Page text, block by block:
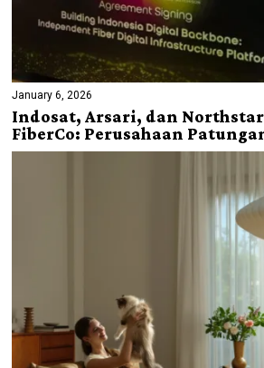
January 6, 2026
Indosat, Arsari, dan
FiberCo: Perusahaan